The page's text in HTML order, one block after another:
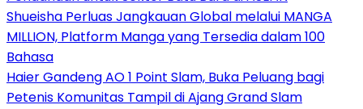
Shueisha Perluas Jangkauan Global melalui MANGA
MILLION, Platform Manga yang Tersedia dalam 100
Bahasa
Haier Gandeng AO 1 Point Slam, Buka Peluang bagi
Petenis Komunitas Tampil di Ajang Grand Slam